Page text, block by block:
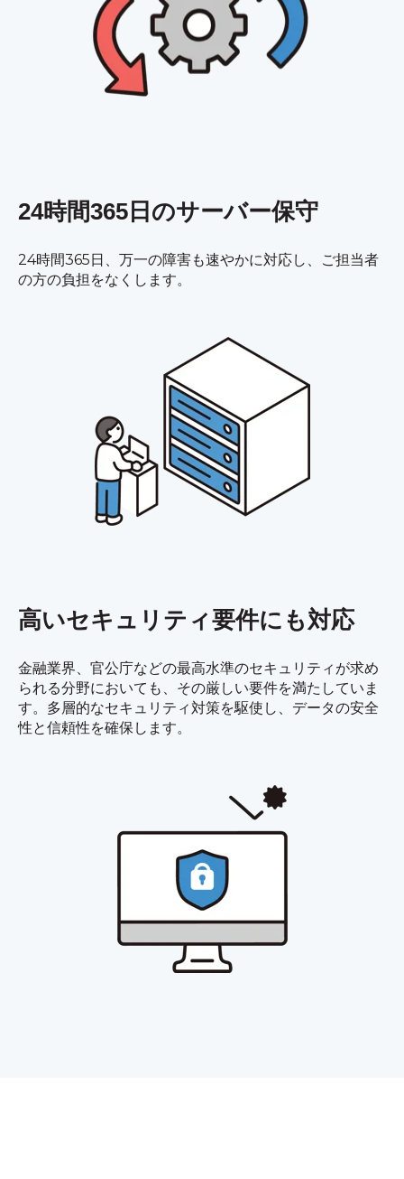
24時間365日のサーバー保守
24時間365日、万一の障害も速やかに対応し、ご担当者
の方の負担をなくします。
高いセキュリティ要件にも対応
金融業界、官公庁などの最高水準のセキュリティが求め
られる分野においても、その厳しい要件を満たしていま
す。多層的なセキュリティ対策を駆使し、データの安全
性と信頼性を確保します。